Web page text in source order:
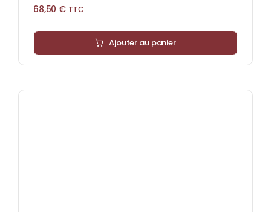
68,50 € TTC
Ajouter au panier